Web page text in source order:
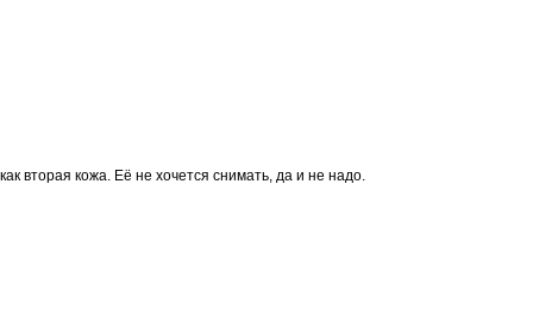
вторая кожа. Её не хочется снимать, да и не надо.